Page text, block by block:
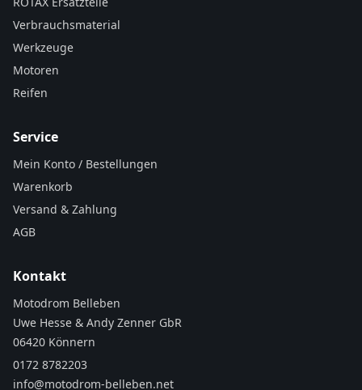
Verbrauchsmaterial
Werkzeuge
Motoren
Reifen
Service
Mein Konto / Bestellungen
Warenkorb
Versand & Zahlung
AGB
Kontakt
Motodrom Belleben
Uwe Hesse & Andy Zenner GbR
06420 Könnern
0172 8782203
info@motodrom-belleben.net